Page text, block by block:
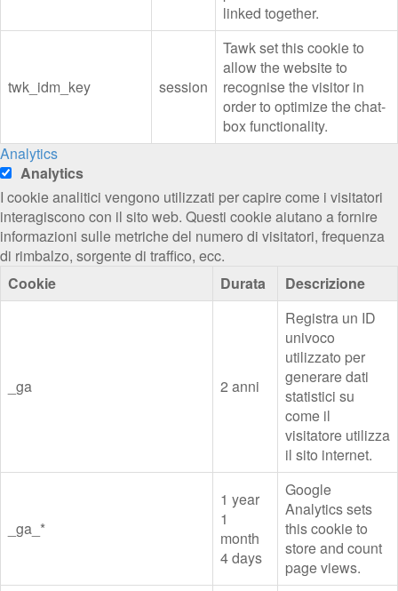
linked together.
twk_idm_key session
Tawk set this cookie to
allow the website to
recognise the visitor in
order to optimize the chat-
box functionality.
Analytics
Analytics
I cookie analitici vengono utilizzati per capire come i visitatori
interagiscono con il sito web. Questi cookie aiutano a fornire
informazioni sulle metriche del numero di visitatori, frequenza
di rimbalzo, sorgente di traffico, ecc.
Cookie
Durata Descrizione
_ga 2 anni
Registra un ID
univoco
utilizzato per
generare dati
statistici su
come il
visitatore utilizza
il sito internet.
_ga_*
1 year
1
month
4 days
Google
Analytics sets
this cookie to
store and count
page views.